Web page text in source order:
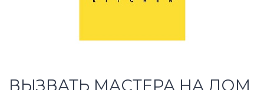
ВЫЗВАТЬ МАСТЕРА НА ДОМ